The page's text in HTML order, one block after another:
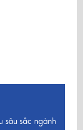
sâu sắc ngành